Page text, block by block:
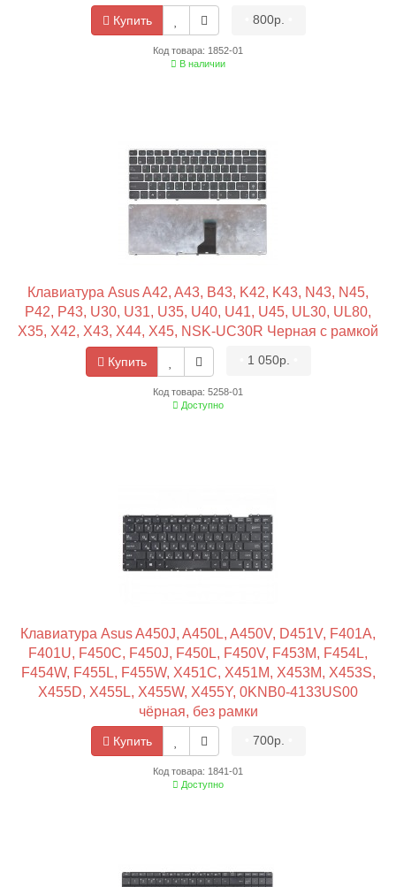
Купить 800р.
Код товара: 1852-01
В наличии
Клавиатура Asus A42, A43, B43, K42, K43, N43, N45,
P42, P43, U30, U31, U35, U40, U41, U45, UL30, UL80,
X35, X42, X43, X44, X45, NSK-UC30R Черная с рамкой
Купить 1 050р.
Код товара: 5258-01
Доступно
Клавиатура Asus A450J, A450L, A450V, D451V, F401A,
F401U, F450C, F450J, F450L, F450V, F453M, F454L,
F454W, F455L, F455W, X451C, X451M, X453M, X453S,
X455D, X455L, X455W, X455Y, 0KNB0-4133US00
чёрная, без рамки
Купить 700р.
Код товара: 1841-01
Доступно